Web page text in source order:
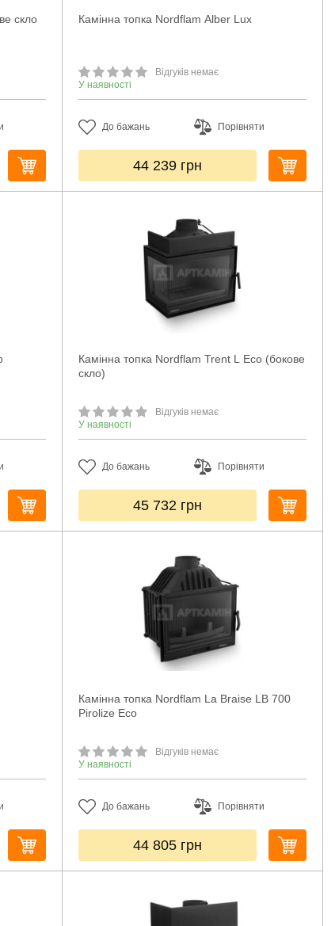
скло Камінна топка Nordflam Alber Lux
Відгуків немає
У наявності
До бажань Порівняти
44 239 грн
Камінна топка Nordflam Trent L Eco (бокове
скло)
Відгуків немає
У наявності
До бажань Порівняти
45 732 грн
Камінна топка Nordflam La Braise LB 700
Pirolize Eco
Відгуків немає
У наявності
До бажань Порівняти
44 805 грн